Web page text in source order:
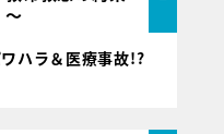
～
ハラ＆医療事故!?